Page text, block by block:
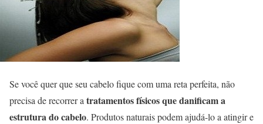
Se você quer que seu cabelo fique com uma reta perfeita, não
precisa de recorrer a tratamentos físicos que danificam a
estrutura do cabelo. Produtos naturais podem ajudá-lo a atingir e